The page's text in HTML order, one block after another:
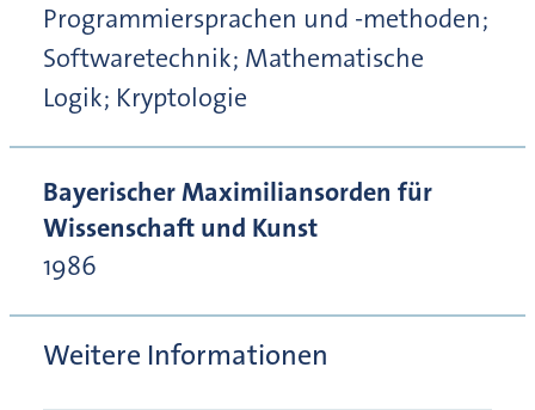
Programmiersprachen und -methoden;
Softwaretechnik; Mathematische
Logik; Kryptologie
Bayerischer Maximiliansorden für
Wissenschaft und Kunst
1986
Weitere Informationen